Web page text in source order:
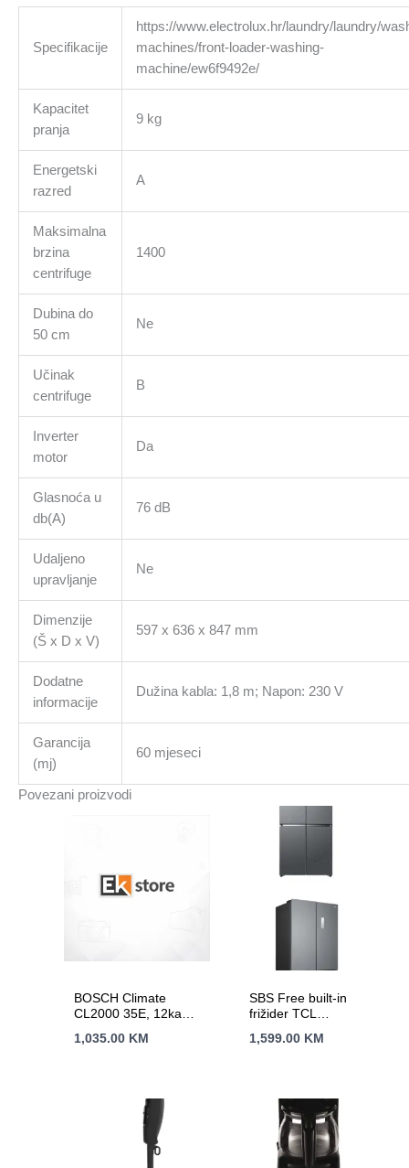
Specifikacije
https://www.electrolux.hr/laundry/laundry/
machines/front-loader-washing-
machine/ew6f9492e/
Kapacitet
pranja
9 kg
Energetski
razred
A
Maksimalna
brzina
centrifuge
1400
Dubina do
50 cm
Ne
Učinak
centrifuge
B
Inverter
motor
Da
Glasnoća u
db(A)
76 dB
Udaljeno
upravljanje
Ne
Dimenzije
(Š x D x V)
597 x 636 x 847 mm
Dodatne
informacije
Dužina kabla: 1,8 m; Napon: 230 V
Garancija
(mj)
60 mjeseci
Povezani proizvodi
BOSCH Climate
CL2000 35E, 12ka
INVERTER, , ,
1,035.00 KM
SBS Free built-in
frižider TCL
1,599.00 KM